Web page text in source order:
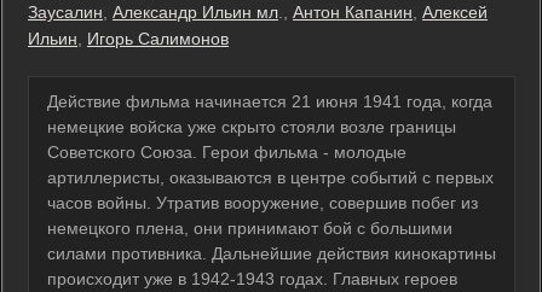
Заусалин Александр Ильин мл Антон Капанин Алексей
Ильин
Игорь Салимонов
Действие фильма начинается 21 июня 1941 года, когда
немецкие войска уже скрыто стояли возле границы
Советского Союза. Герои фильма - молодые
артиллеристы, оказываются в центре событий с первых
часов войны. Утратив вооружение, совершив побег из
немецкого плена, они принимают бой с большими
силами противника. Дальнейшие действия кинокартины
происходит уже в 1942-1943 годах. Главных героев